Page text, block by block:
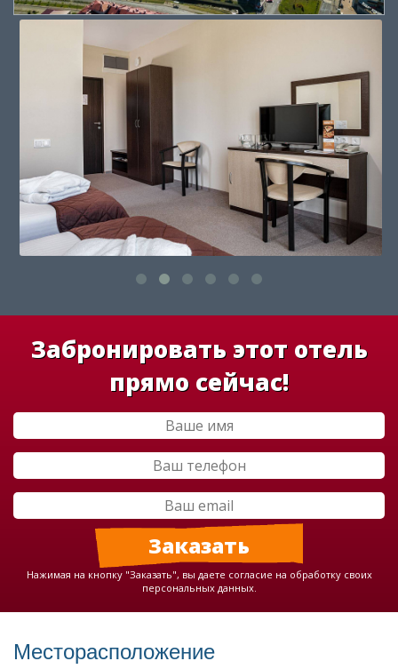
Забронировать этот отель
прямо сейчас!
Нажимая на кнопку "Заказать", вы даете согласие на обработку своих
персональных данных.
Месторасположение